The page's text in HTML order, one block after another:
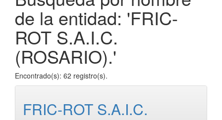
de la entidad: 'FRIC-
ROT S.A.I.C.
(ROSARIO).'
Encontrado(s): 62 registro(s).
FRIC-ROT S.A.I.C.